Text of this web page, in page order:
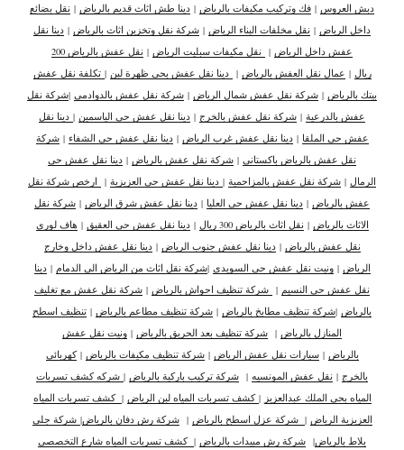
دبش العروس | فك وتركيب مكيفات بالرياض | دينا طش اثاث قديم بالرياض | نقل بضائع
داخل الرياض | نقل مخلفات البناء الرياض | شركة نقل وتخزين اثاث بالرياض | دينا نقل
عفش داخل الرياض | نقل مكيفات سبليت الرياض |
نقل عفش بالرياض 200
ريال | عمال نقل العفش بالرياض | دينا نقل عفش بحي ظهرة لبن | تكلفة نقل عفش
بيتك بالرياض | شركة نقل عفش شمال الرياض | شركة نقل عفش بالدوادمي |شركة نقل
عفش بالدرعية | شركة نقل عفش بالخرج | دينا نقل عفش حي الياسمين | دينا نقل
عفش حي الملقا |دينا نقل عفش غرب الرياض |دينا نقل عفش حي الشفاء |شركة
نقل عفش بالرياض باكستاني | شركة نقل عفش بالرياض | دينا نقل عفش حي
الرمال | شركة نقل عفش بالمزاحمية | دينا نقل عفش حي العزيزية |
ارخص شركة نقل
عفش بالرياض | دينا نقل عفش حي العليا | دينا نقل عفش شرق الرياض | شركة نقل
الاثاث بالرياض | نقل اثاث بالرياض 300 ريال |دينا نقل عفش حي العقيق | هاف لوري
نقل عفش بالرياض |دينا نقل عفش جنوب الرياض |دينا نقل عفش داخل وخارج
الرياض |ونيت نقل عفش حي السويدي |شركة نقل اثاث من الرياض الى الدمام |دينا
نقل عفش حي النسيم | شركة تنظيف احواش بالرياض | شركة نقل عفش مع تغليف
بالرياض |شركة تنظيف مطابخ بالرياض | شركة تنظيف مطاعم بالرياض | تنظيف اسطح
المنازل بالرياض | شركة تنظيف بعد الحريق بالرياض | ونيت نقل عفش
بالرياض |سيارات نقل عفش الرياض |شركة تنظيف مكيفات بالرياض |كهربائي
بالخرج | نقل عفش المونسيه | شركة تركيب باركية بالرياض | شركه كشف تسربات
المياه بحي الملك عبدالعزيز | كشف تسربات المياه لبن الرياض | كشف تسربات المياه
العزيزية الرياض | شركة عزل اسطح بالرياض |شركة رش دفان بالرياض| شركة جلي
بلاط بالرياض| شركة رش مبيدات بالرياض | كشف تسربات المياه شارع التخصصي